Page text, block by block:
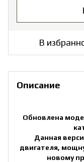
В
Описание
Обновлена
Данная
двигателя,
новому